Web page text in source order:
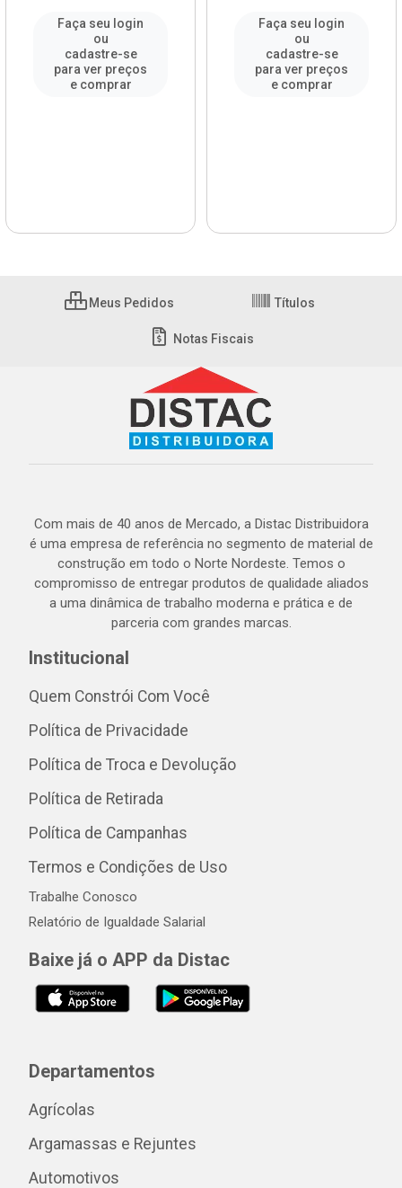
Faça seu login
ou
cadastre-se
para ver preços
e comprar
Faça seu login
ou
cadastre-se
para ver preços
e comprar
Meus Pedidos Títulos
Notas Fiscais
Com mais de 40 anos de Mercado, a Distac Distribuidora
é uma empresa de referência no segmento de material de
construção em todo o Norte Nordeste. Temos o
compromisso de entregar produtos de qualidade aliados
a uma dinâmica de trabalho moderna e prática e de
parceria com grandes marcas.
Institucional
Quem Constrói Com Você
Política de Privacidade
Política de Troca e Devolução
Política de Retirada
Política de Campanhas
Termos e Condições de Uso
Trabalhe Conosco
Relatório de Igualdade Salarial
Baixe já o APP da Distac
Departamentos
Agrícolas
Argamassas e Rejuntes
Automotivos